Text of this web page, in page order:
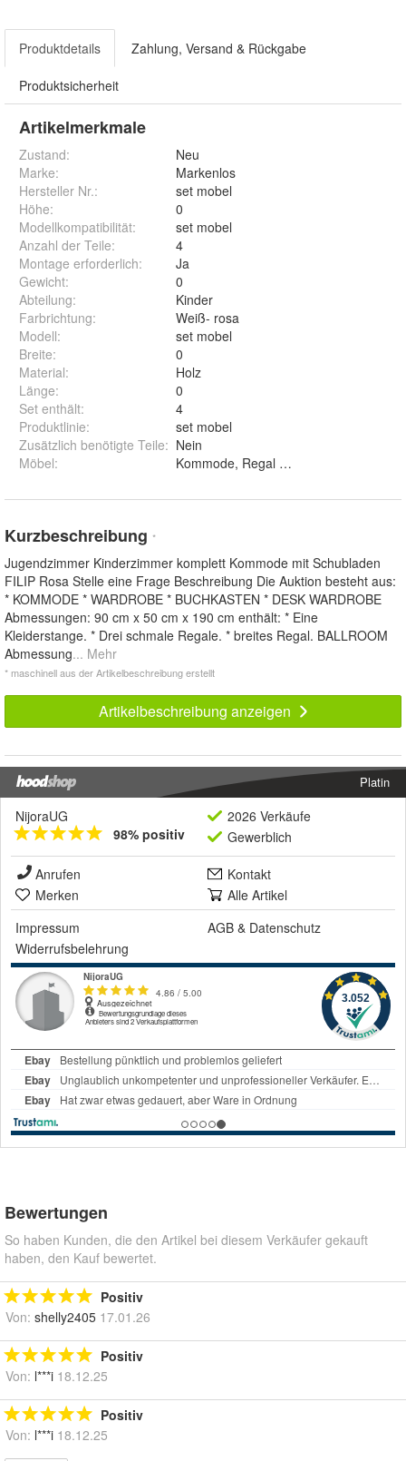
Produktdetails Zahlung, Versand & Rückgabe
Produktsicherheit
Artikelmerkmale
Zustand:
Neu
Marke:
Markenlos
Hersteller Nr.:
set mobel
Höhe:
0
Modellkompatibilität:
set mobel
Anzahl der Teile:
4
Montage erforderlich:
Ja
Gewicht:
0
Abteilung:
Kinder
Farbrichtung:
Weiß- rosa
Modell:
set mobel
Breite:
0
Material:
Holz
Länge:
0
Set enthält:
4
Produktlinie:
set mobel
Zusätzlich benötigte Teile: Nein
Möbel:
Kurzbeschreibung *
Jugendzimmer Kinderzimmer komplett Kommode mit Schubladen
FILIP Rosa Stelle eine Frage Beschreibung Die Auktion besteht aus:
* KOMMODE * WARDROBE * BUCHKASTEN * DESK WARDROBE
Abmessungen: 90 cm x 50 cm x 190 cm enthält: * Eine
Kleiderstange. * Drei schmale Regale. * breites Regal. BALLROOM
Abmessung... Mehr
* maschinell aus der Artikelbeschreibung erstellt
Artikelbeschreibung anzeigen
Platin
NijoraUG
98% positiv
2026 Verkäufe
Gewerblich
Anrufen
Kontakt
Merken
Alle Artikel
Impressum
AGB & Datenschutz
Widerrufsbelehrung
Bewertungen
So haben Kunden, die den Artikel bei diesem Verkäufer gekauft
haben, den Kauf bewertet.
Positiv
Von: shelly2405 17.01.26
Positiv
Von: l***i 18.12.25
Positiv
Von: l***i 18.12.25